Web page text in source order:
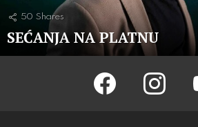
50 Shares
SEĆANJA NA PLATNU
facebook instagram